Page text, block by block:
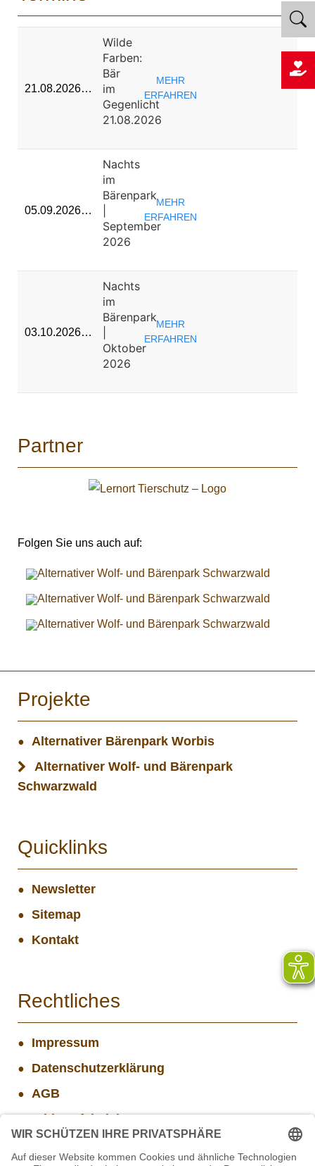
21.08.2026…
Wilde
Farben:
Bär
im
Gegenlicht
21.08.2026
MEHR
ERFAHREN
05.09.2026…
Nachts
im
Bärenpark
September
2026
MEHR
ERFAHREN
03.10.2026…
Nachts
im
Bärenpark
Oktober
2026
MEHR
ERFAHREN
Partner
Folgen Sie uns auch auf:
Projekte
Alternativer Bärenpark Worbis
Alternativer Wolf- und Bärenpark
Schwarzwald
Quicklinks
Newsletter
Sitemap
Kontakt
Rechtliches
Impressum
Datenschutzerklärung
AGB
Widerrufsbelehrung